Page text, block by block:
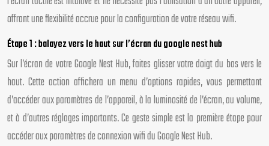
offrant une flexibilité accrue pour la configuration de votre réseau wifi.
Étape 1 : balayez vers le haut sur l’écran du google nest hub
Sur l’écran de votre Google Nest Hub, faites glisser votre doigt du bas vers le
haut. Cette action affichera un menu d’options rapides, vous permettant
d’accéder aux paramètres de l’appareil, à la luminosité de l’écran, au volume,
et à d’autres réglages importants. Ce geste simple est la première étape pour
accéder aux paramètres de connexion wifi du Google Nest Hub.